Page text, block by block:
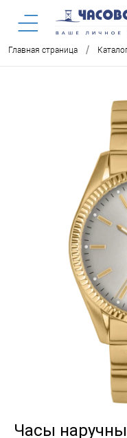
Главная страница /
Часы